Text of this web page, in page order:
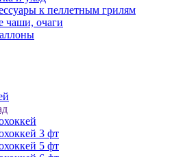
к пеллетным грилям
чаши, очаги
3 фт
5 фт